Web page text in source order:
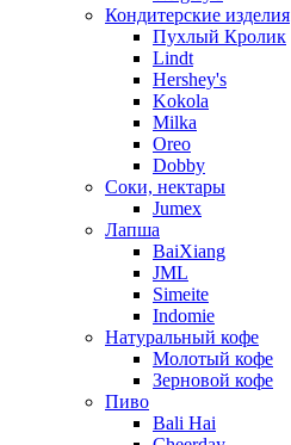
Кондитерские изделия
Пухлый Кролик
Lindt
Hershey's
Kokola
Milka
Oreo
Dobby
Соки, нектары
Jumex
Лапша
BaiXiang
JML
Simeite
Indomie
Натуральный кофе
Молотый кофе
Зерновой кофе
Пиво
Bali Hai